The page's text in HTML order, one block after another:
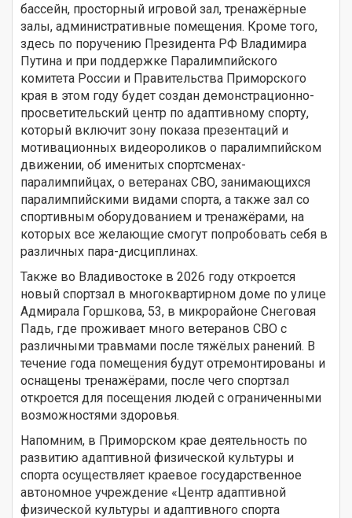
бассейн, просторный игровой зал, тренажёрные
залы, административные помещения. Кроме того,
здесь по поручению Президента РФ Владимира
Путина и при поддержке Паралимпийского
комитета России и Правительства Приморского
края в этом году будет создан демонстрационно-
просветительский центр по адаптивному спорту,
который включит зону показа презентаций и
мотивационных видеороликов о паралимпийском
движении, об именитых спортсменах-
паралимпийцах, о ветеранах СВО, занимающихся
паралимпийскими видами спорта, а также зал со
спортивным оборудованием и тренажёрами, на
которых все желающие смогут попробовать себя в
различных пара-дисциплинах.
Также во Владивостоке в 2026 году откроется
новый спортзал в многоквартирном доме по улице
Адмирала Горшкова, 53, в микрорайоне Снеговая
Падь, где проживает много ветеранов СВО с
различными травмами после тяжёлых ранений. В
течение года помещения будут отремонтированы и
оснащены тренажёрами, после чего спортзал
откроется для посещения людей с ограниченными
возможностями здоровья.
Напомним, в Приморском крае деятельность по
развитию адаптивной физической культуры и
спорта осуществляет краевое государственное
автономное учреждение «Центр адаптивной
физической культуры и адаптивного спорта